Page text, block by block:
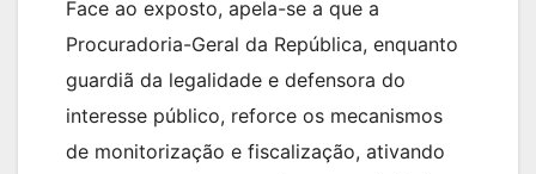
Face ao exposto, apela-se a que a
Procuradoria-Geral da República, enquanto
guardiã da legalidade e defensora do
interesse público, reforce os mecanismos
de monitorização e fiscalização, ativando